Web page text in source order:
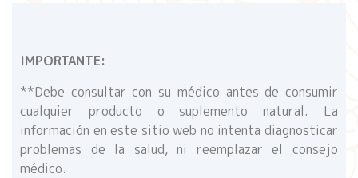
IMPORTANTE:
**Debe consultar con su médico antes de consumir
cualquier producto o suplemento natural. La
información en este sitio web no intenta diagnosticar
problemas de la salud, ni reemplazar el consejo
médico.